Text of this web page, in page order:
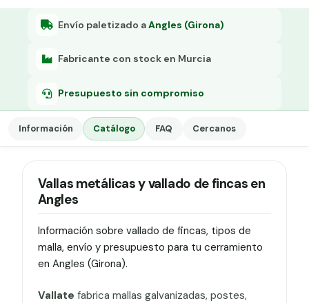
Envío paletizado aAngles (Girona)
Fabricante con stock en Murcia
Presupuesto sin compromiso
Información Catálogo FAQ Cercanos
Vallas metálicas y vallado de fincas en
Angles
Información sobre vallado de fincas, tipos de
malla, envío y presupuesto para tu cerramiento
en Angles (Girona).
Vallate fabrica mallas galvanizadas, postes,